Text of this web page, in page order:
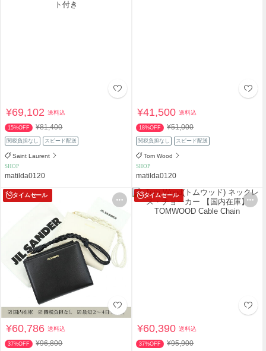
¥69,102送料込
15%OFF ¥81,400
関税負担なし スピード配送
Saint Laurent
SHOP
matilda0120
¥41,500送料込
18%OFF ¥51,000
関税負担なし スピード配送
Tom Wood
SHOP
matilda0120
タイムセール
¥60,786送料込
37%OFF ¥96,800
タイムセール
¥60,390送料込
37%OFF ¥95,900